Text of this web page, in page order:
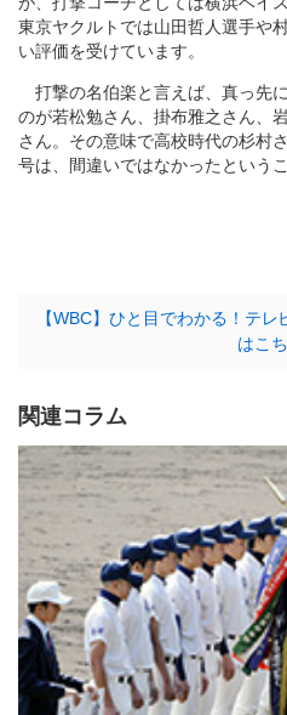
東京ヤクルトでは山田哲人選手や
い評価を受けています。
打撃の名伯楽と言えば、真っ先
のが若松勉さん、掛布雅之さん、
さん。その意味で高校時代の杉村
号は、間違いではなかったというこ
【WBC】ひと目でわかる！テ
はこ
関連コラム